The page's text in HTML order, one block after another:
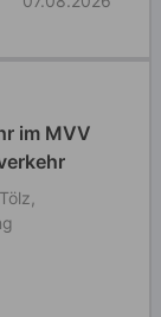
im MVV